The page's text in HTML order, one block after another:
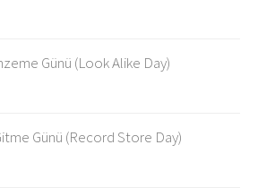
Günü (Look Alike Day)
Günü (Record Store Day)